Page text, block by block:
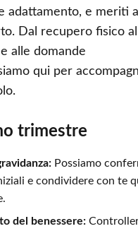
adattamento, e meriti
Dal recupero fisico al
alle domande
qui per
trimestre
Possiamo
e condividere con te
del benessere: